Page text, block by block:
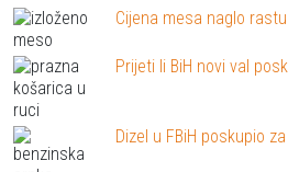
Cijena mesa naglo
Prijeti li BiH novi val
Dizel u FBiH poskupio